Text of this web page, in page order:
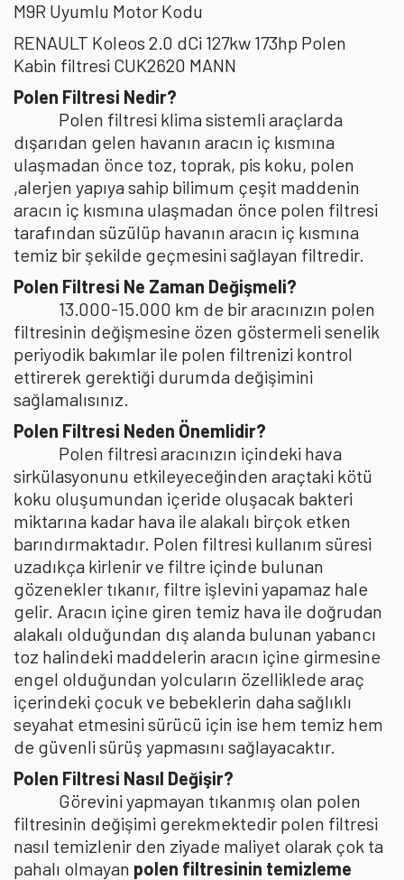
M9R Uyumlu Motor Kodu
RENAULT Koleos 2.0 dCi 127kw 173hp Polen
Kabin filtresi CUK2620 MANN
Polen Filtresi Nedir?
Polen filtresi klima sistemli araçlarda
dışarıdan gelen havanın aracın iç kısmına
ulaşmadan önce toz, toprak, pis koku, polen
,alerjen yapıya sahip bilimum çeşit maddenin
aracın iç kısmına ulaşmadan önce polen filtresi
tarafından süzülüp havanın aracın iç kısmına
temiz bir şekilde geçmesini sağlayan filtredir.
Polen Filtresi Ne Zaman Değişmeli?
13.000-15.000 km de bir aracınızın polen
filtresinin değişmesine özen göstermeli senelik
periyodik bakımlar ile polen filtrenizi kontrol
ettirerek gerektiği durumda değişimini
sağlamalısınız.
Polen Filtresi Neden Önemlidir?
Polen filtresi aracınızın içindeki hava
sirkülasyonunu etkileyeceğinden araçtaki kötü
koku oluşumundan içeride oluşacak bakteri
miktarına kadar hava ile alakalı birçok etken
barındırmaktadır. Polen filtresi kullanım süresi
uzadıkça kirlenir ve filtre içinde bulunan
gözenekler tıkanır, filtre işlevini yapamaz hale
gelir. Aracın içine giren temiz hava ile doğrudan
alakalı olduğundan dış alanda bulunan yabancı
toz halindeki maddelerin aracın içine girmesine
engel olduğundan yolcuların özelliklede araç
içerindeki çocuk ve bebeklerin daha sağlıklı
seyahat etmesini sürücü için ise hem temiz hem
de güvenli sürüş yapmasını sağlayacaktır.
Polen Filtresi Nasıl Değişir?
Görevini yapmayan tıkanmış olan polen
filtresinin değişimi gerekmektedir polen filtresi
nasıl temizlenir den ziyade maliyet olarak çok ta
pahalı olmayan polen filtresinin temizleme